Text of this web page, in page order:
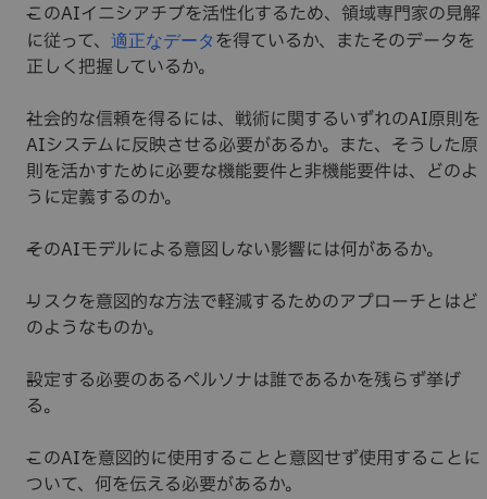
このAIイニシアチブを活性化するため、領域専門家の見解
に従って、 適正なデータ を得ているか、またそのデータを
正しく把握しているか。
社会的な信頼を得るには、戦術に関するいずれのAI原則を
AIシステムに反映させる必要があるか。また、そうした原
則を活かすために必要な機能要件と非機能要件は、どのよ
うに定義するのか。
そのAIモデルによる意図しない影響には何があるか。
リスクを意図的な方法で軽減するためのアプローチとはど
のようなものか。
設定する必要のあるペルソナは誰であるかを残らず挙げ
る。
このAIを意図的に使用することと意図せず使用することに
ついて、何を伝える必要があるか。